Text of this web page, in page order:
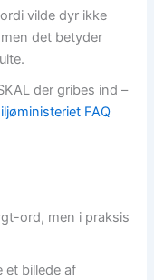
vilde dyr ikke
det betyder
der gribes ind –
FAQ
ord, men i praksis
et billede af